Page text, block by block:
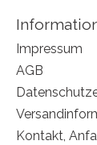
Impressum
AGB
Kontakt,